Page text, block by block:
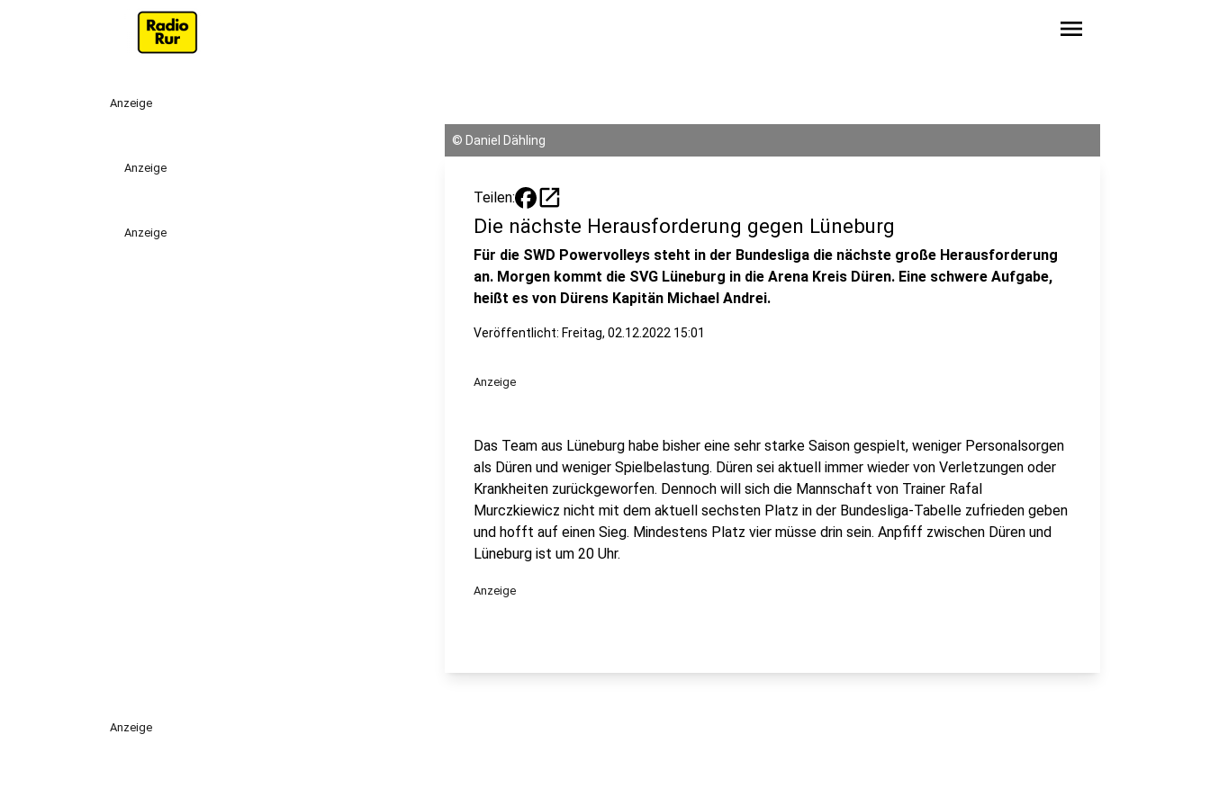
menu
Anzeige
Anzeige
Anzeige
© Daniel Dähling
Teilen: open_in_new
Die nächste Herausforderung gegen Lüneburg
Für die SWD Powervolleys steht in der Bundesliga die nächste große Herausforderung
an. Morgen kommt die SVG Lüneburg in die Arena Kreis Düren. Eine schwere Aufgabe,
heißt es von Dürens Kapitän Michael Andrei.
Veröffentlicht: Freitag, 02.12.2022 15:01
Anzeige
Das Team aus Lüneburg habe bisher eine sehr starke Saison gespielt, weniger Personalsorgen
als Düren und weniger Spielbelastung. Düren sei aktuell immer wieder von Verletzungen oder
Krankheiten zurückgeworfen. Dennoch will sich die Mannschaft von Trainer Rafal
Murczkiewicz nicht mit dem aktuell sechsten Platz in der Bundesliga-Tabelle zufrieden geben
und hofft auf einen Sieg. Mindestens Platz vier müsse drin sein. Anpfiff zwischen Düren und
Lüneburg ist um 20 Uhr.
Anzeige
Anzeige